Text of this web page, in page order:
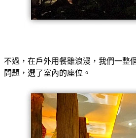
不過，在戶外用餐雖浪漫，我們一整
問題，選了室內的座位。